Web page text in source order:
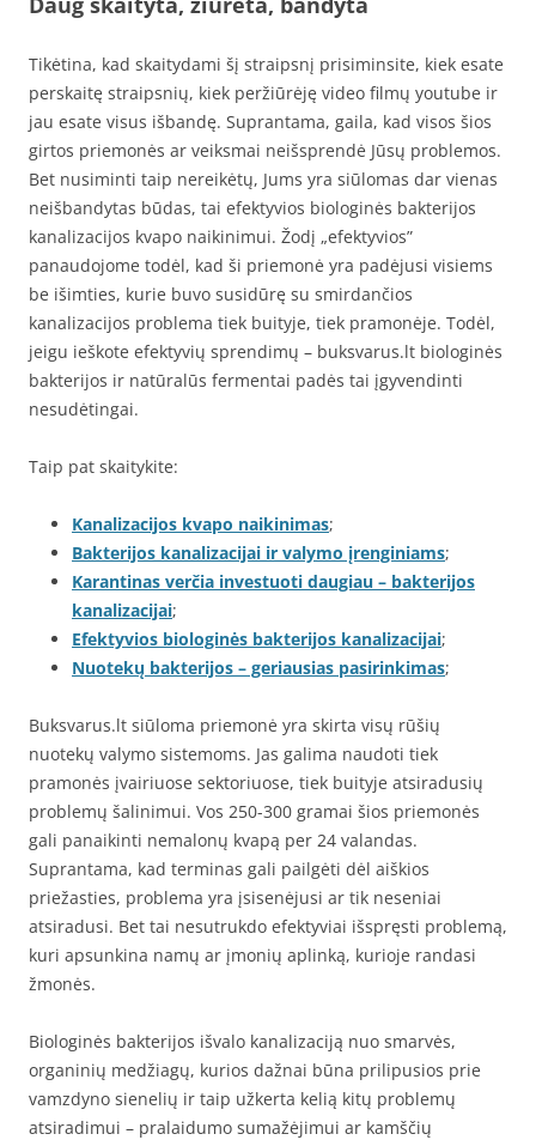
Tikėtina, kad skaitydami šį straipsnį prisiminsite, kiek esate
perskaitę straipsnių, kiek peržiūrėję video filmų youtube ir
jau esate visus išbandę. Suprantama, gaila, kad visos šios
girtos priemonės ar veiksmai neišsprendė Jūsų problemos.
Bet nusiminti taip nereikėtų, Jums yra siūlomas dar vienas
neišbandytas būdas, tai efektyvios biologinės bakterijos
kanalizacijos kvapo naikinimui. Žodį „efektyvios”
panaudojome todėl, kad ši priemonė yra padėjusi visiems
be išimties, kurie buvo susidūrę su smirdančios
kanalizacijos problema tiek buityje, tiek pramonėje. Todėl,
jeigu ieškote efektyvių sprendimų – buksvarus.lt biologinės
bakterijos ir natūralūs fermentai padės tai įgyvendinti
nesudėtingai.
Taip pat skaitykite:
Kanalizacijos kvapo naikinimas;
Bakterijos kanalizacijai ir valymo įrenginiams;
Karantinas verčia investuoti daugiau – bakterijos
kanalizacijai;
Efektyvios biologinės bakterijos kanalizacijai;
Nuotekų bakterijos – geriausias pasirinkimas;
Buksvarus.lt siūloma priemonė yra skirta visų rūšių
nuotekų valymo sistemoms. Jas galima naudoti tiek
pramonės įvairiuose sektoriuose, tiek buityje atsiradusių
problemų šalinimui. Vos 250-300 gramai šios priemonės
gali panaikinti nemalonų kvapą per 24 valandas.
Suprantama, kad terminas gali pailgėti dėl aiškios
priežasties, problema yra įsisenėjusi ar tik neseniai
atsiradusi. Bet tai nesutrukdo efektyviai išspręsti problemą,
kuri apsunkina namų ar įmonių aplinką, kurioje randasi
žmonės.
Biologinės bakterijos išvalo kanalizaciją nuo smarvės,
organinių medžiagų, kurios dažnai būna prilipusios prie
vamzdyno sienelių ir taip užkerta kelią kitų problemų
atsiradimui – pralaidumo sumažėjimui ar kamščių